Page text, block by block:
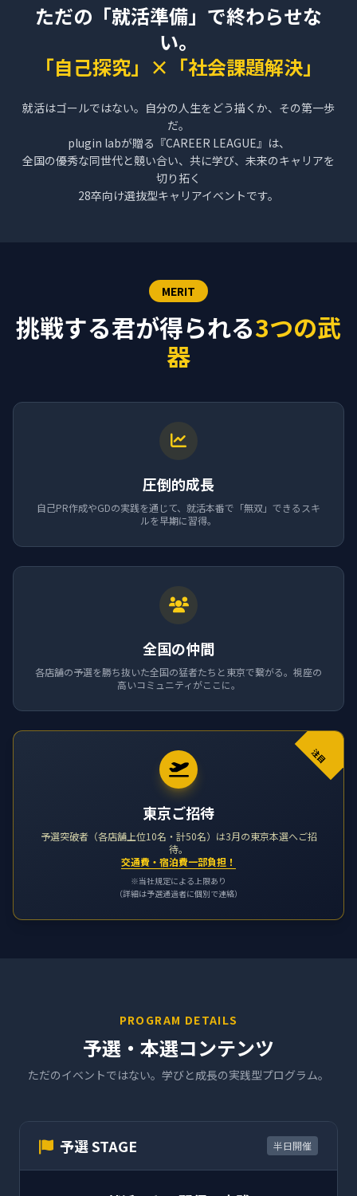
ただの「就活準備」で終わらせな
い。
「自己探究」×「社会課題解決」
就活はゴールではない。自分の人生をどう描くか、その第一歩
だ。
plugin labが贈る『CAREER LEAGUE』は、
全国の優秀な同世代と競い合い、共に学び、未来のキャリアを
切り拓く
28卒向け選抜型キャリアイベントです。
MERIT
挑戦する君が得られる3つの武
器
圧倒的成長
自己PR作成やGDの実践を通じて、就活本番で「無双」できるスキ
ルを早期に習得。
全国の仲間
各店舗の予選を勝ち抜いた全国の猛者たちと東京で繋がる。視座の
高いコミュニティがここに。
注目
東京ご招待
予選突破者（各店舗上位10名・計50名）は3月の東京本選へご招
待。
交通費・宿泊費一部負担！
※当社規定による上限あり
（詳細は予選通過者に個別で連絡）
PROGRAM DETAILS
予選・本選コンテンツ
ただのイベントではない。学びと成長の実践型プログラム。
予選 STAGE 半日開催